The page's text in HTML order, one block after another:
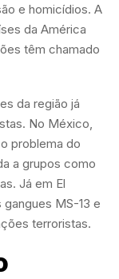
e homicídios. A
da América
têm chamado
da região já
No México,
problema do
a grupos como
Já em El
MS-13 e
terroristas.